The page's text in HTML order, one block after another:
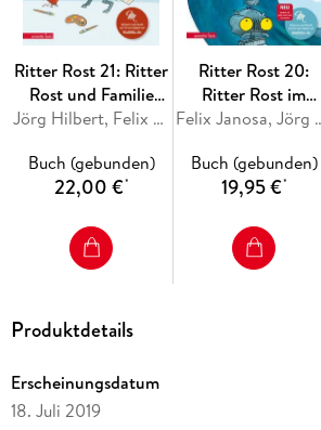
Ritter Rost 21: Ritter
Rost und Familie
Schrottkompott
und zum Streamen,
Bd. 21)
Jörg Hilbert, Felix Janosa
Buch (gebunden)
22,00 €*
Ritter Rost 20:
Ritter Rost im
WWWunderland
und zum Streamen,
Bd. 20)
Felix
Buch (gebunden)
19,95 €*
Produktdetails
Erscheinungsdatum
18. Juli 2019